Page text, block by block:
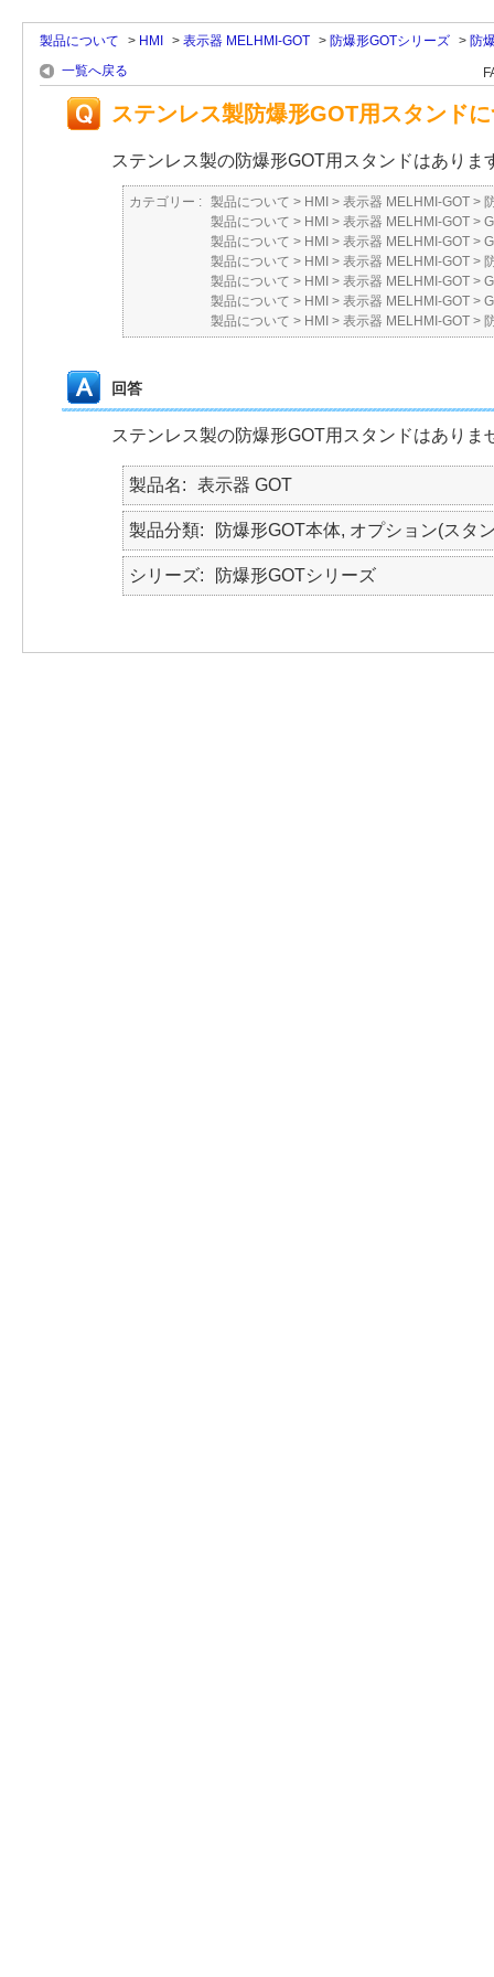
製品について > HMI > 表示器 MELHMI-GOT > 防爆形GOTシリーズ > 防
一覧へ戻る
ステンレス製防爆形GOT用スタンド
ステンレス製の防爆形GOT用スタンドはありま
カテゴリー : 製品について > HMI > 表示器 MELHMI-GOT >
製品について > HMI > 表示器 MELHMI-GOT >
製品について > HMI > 表示器 MELHMI-GOT >
製品について > HMI > 表示器 MELHMI-GOT >
製品について > HMI > 表示器 MELHMI-GOT >
製品について > HMI > 表示器 MELHMI-GOT >
製品について > HMI > 表示器 MELHMI-GOT >
回答
ステンレス製の防爆形GOT用スタンドはありま
製品名 表示器 GOT
製品分類 防爆形GOT本体, オプション(スタ
シリーズ 防爆形GOTシリーズ